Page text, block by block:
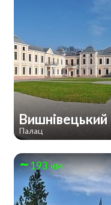
Вишнівецький
Палац
193 км